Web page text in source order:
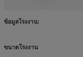
ข้อมูลโรงงาน:
ขนาดโรงงาน